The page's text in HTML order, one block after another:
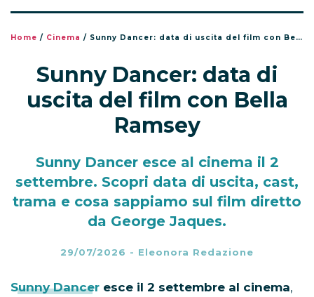
Home / Cinema / Sunny Dancer: data di uscita del film con Bella Ramsey
Sunny Dancer: data di
uscita del film con Bella
Ramsey
Sunny Dancer esce al cinema il 2
settembre. Scopri data di uscita, cast,
trama e cosa sappiamo sul film diretto
da George Jaques.
29/07/2026 - Eleonora Redazione
Sunny Dancer esce il 2 settembre al cinema,